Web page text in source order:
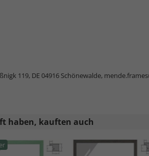
119, DE 04916 Schönewalde,
haben, kauften auch